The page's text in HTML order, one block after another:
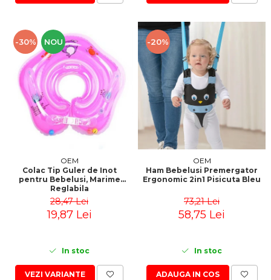
-30% NOU
OEM
Colac Tip Guler de Inot
pentru Bebelusi, Marime
Reglabila
28,47 Lei
19,87 Lei
In stoc
VEZI VARIANTE
-20%
OEM
Ham Bebelusi Premergator
Ergonomic 2in1 Pisicuta Bleu
73,21 Lei
58,75 Lei
In stoc
ADAUGA IN COS